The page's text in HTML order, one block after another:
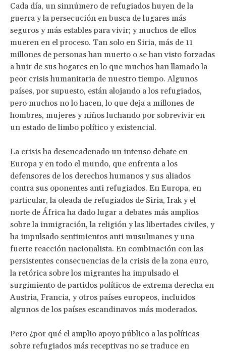
Cada día, un sinnúmero de refugiados huyen de la
guerra y la persecución en busca de lugares más
seguros y más estables para vivir; y muchos de ellos
mueren en el proceso. Tan solo en Siria, más de 11
millones de personas han muerto o se han visto forzadas
a huir de sus hogares en lo que muchos han llamado la
peor crisis humanitaria de nuestro tiempo. Algunos
países, por supuesto, están alojando a los refugiados,
pero muchos no lo hacen, lo que deja a millones de
hombres, mujeres y niños luchando por sobrevivir en
un estado de limbo político y existencial.
La crisis ha desencadenado un intenso debate en
Europa y en todo el mundo, que enfrenta a los
defensores de los derechos humanos y sus aliados
contra sus oponentes anti refugiados. En Europa, en
particular, la oleada de refugiados de Siria, Irak y el
norte de África ha dado lugar a debates más amplios
sobre la inmigración, la religión y las libertades civiles, y
ha impulsado sentimientos anti musulmanes y una
fuerte reacción nacionalista. En combinación con las
persistentes consecuencias de la crisis de la zona euro,
la retórica sobre los migrantes ha impulsado el
surgimiento de partidos políticos de extrema derecha en
Austria, Francia, y otros países europeos, incluidos
algunos de los países escandinavos más moderados.
Pero ¿por qué el amplio apoyo público a las políticas
sobre refugiados más receptivas no se traduce en